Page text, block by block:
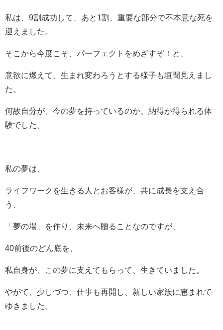
私は、9割成功して、あと1割、重要な部分で不本意な死を
迎えました。
そこから今度こそ、パーフェクトをめざすぞ！と、
意欲に燃えて、生まれ変わろうとする様子も垣間見えまし
た。
何故自分が、今の夢を持っているのか、納得が得られる体
験でした。
私の夢は、
ライフワークを生きる人とお客様が、共に成長を支え合
う、
「夢の場」を作り、未来へ贈ることなのですが、
40前後のどん底を、
私自身が、この夢に支えてもらって、生きていました。
やがて、少しづつ、仕事も再開し、新しい家族に恵まれて
ゆきました。